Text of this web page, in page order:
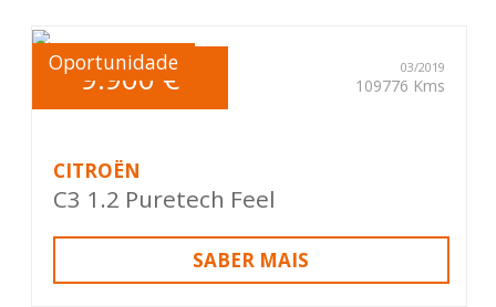
Oportunidade
9.900 € 03/2019
109776 Kms
CITROËN
C3 1.2 Puretech Feel
SABER MAIS